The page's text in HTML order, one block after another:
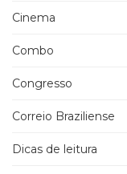
Cinema
Combo
Congresso
Correio Braziliense
Dicas de leitura